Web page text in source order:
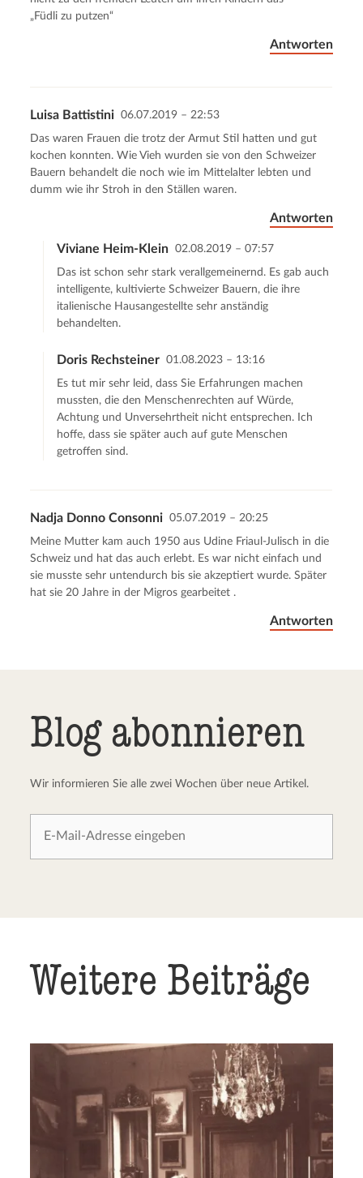
„Füdli zu putzen“
Antworten
Luisa Battistini 06.07.2019 – 22:53
Das waren Frauen die trotz der Armut Stil hatten und gut
kochen konnten. Wie Vieh wurden sie von den Schweizer
Bauern behandelt die noch wie im Mittelalter lebten und
dumm wie ihr Stroh in den Ställen waren.
Antworten
Viviane Heim-Klein 02.08.2019 – 07:57
Das ist schon sehr stark verallgemeinernd. Es gab auch
intelligente, kultivierte Schweizer Bauern, die ihre
italienische Hausangestellte sehr anständig
behandelten.
Doris Rechsteiner 01.08.2023 – 13:16
Es tut mir sehr leid, dass Sie Erfahrungen machen
mussten, die den Menschenrechten auf Würde,
Achtung und Unversehrtheit nicht entsprechen. Ich
hoffe, dass sie später auch auf gute Menschen
getroffen sind.
Nadja Donno Consonni 05.07.2019 – 20:25
Meine Mutter kam auch 1950 aus Udine Friaul-Julisch in die
Schweiz und hat das auch erlebt. Es war nicht einfach und
sie musste sehr untendurch bis sie akzeptiert wurde. Später
hat sie 20 Jahre in der Migros gearbeitet .
Antworten
Blog abonnieren
Wir informieren Sie alle zwei Wochen über neue Artikel.
Weitere Beiträge